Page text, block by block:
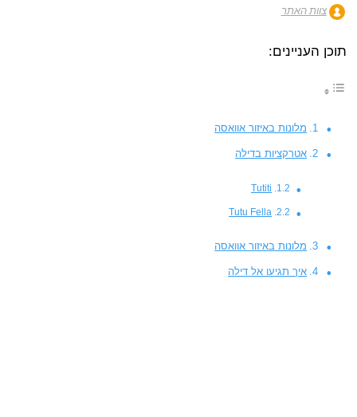
צוות האתר
תוכן העניינים:
מלונות באיזור אוואסה
אטרקציות בדילה
Tutiti
Tutu Fella
מלונות באיזור אוואסה
איך תגיעו אל דילה